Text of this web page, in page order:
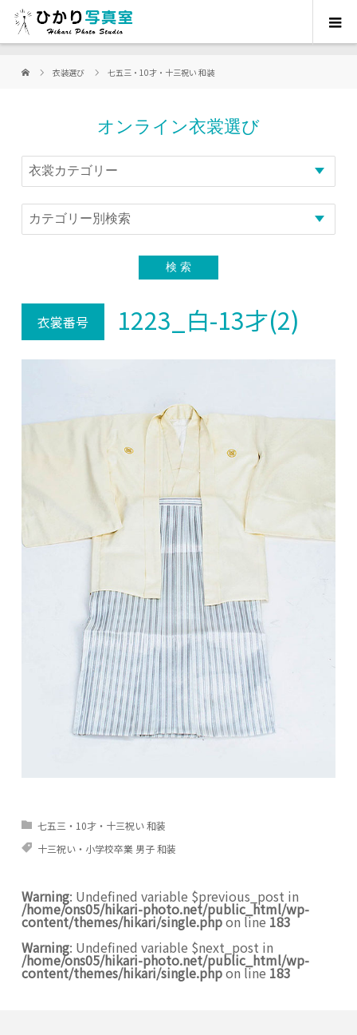
衣装選び 七五三・10才・十三祝い 和装
オンライン衣裳選び
衣裳番号 1223_白-13才(2)
七五三・10才・十三祝い 和装
十三祝い・小学校卒業 男子 和装
Warning: Undefined variable $previous_post in
/home/ons05/hikari-photo.net/public_html/wp-
content/themes/hikari/single.phpon line 183
Warning: Undefined variable $next_post in
/home/ons05/hikari-photo.net/public_html/wp-
content/themes/hikari/single.phpon line 183